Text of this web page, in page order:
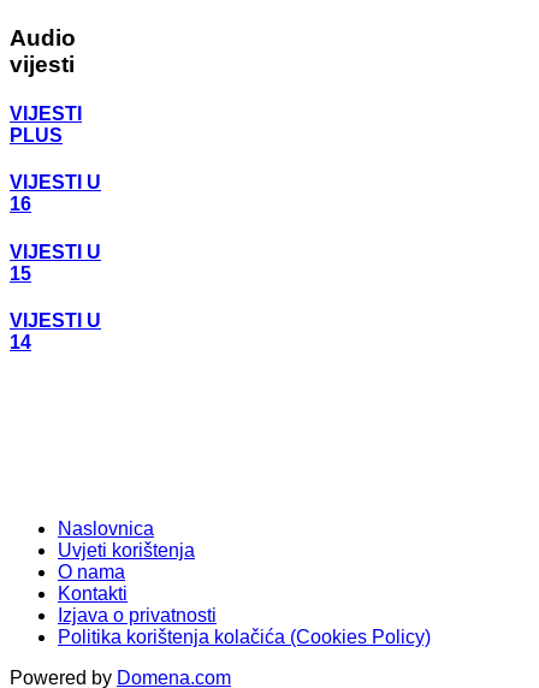
Audio
vijesti
VIJESTI
PLUS
VIJESTI U
16
VIJESTI U
15
VIJESTI U
14
Naslovnica
Uvjeti korištenja
O nama
Kontakti
Izjava o privatnosti
Politika korištenja kolačića (Cookies Policy)
Powered by Domena.com